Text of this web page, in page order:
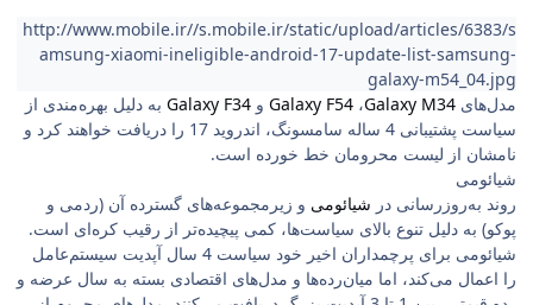
http://www.mobile.ir//s.mobile.ir/static/upload/articles/6383/s
amsung-xiaomi-ineligible-android-17-update-list-samsung-
galaxy-m54_04.jpg
مدل‌های
Galaxy F54 ،Galaxy M34 و Galaxy F34 به دلیل بهره‌مندی از
سیاست پشتیبانی 4 ساله سامسونگ، اندروید 17 را دریافت خواهند کرد و
نامشان از لیست محرومان خط خورده است.
شیائومی
روند به‌روزرسانی در شیائومی و زیرمجموعه‌های گسترده آن (ردمی و
پوکو) به دلیل تنوع بالای سیاست‌ها، کمی پیچیده‌تر از رقیب کره‌ای است.
شیائومی برای پرچمداران اخیر خود سیاست 4 سال آپدیت سیستم‌عامل
را اعمال می‌کند، اما میان‌رده‌ها و مدل‌های اقتصادی بسته به سال عرضه و